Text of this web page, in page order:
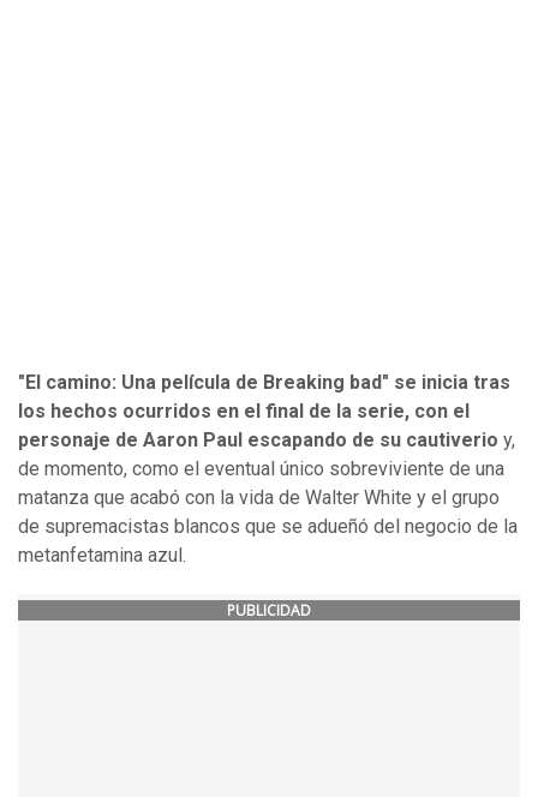
"El camino: Una película de Breaking bad" se inicia tras
los hechos ocurridos en el final de la serie, con el
personaje de Aaron Paul escapando de su cautiverio y,
de momento, como el eventual único sobreviviente de una
matanza que acabó con la vida de Walter White y el grupo
de supremacistas blancos que se adueñó del negocio de la
metanfetamina azul.
PUBLICIDAD